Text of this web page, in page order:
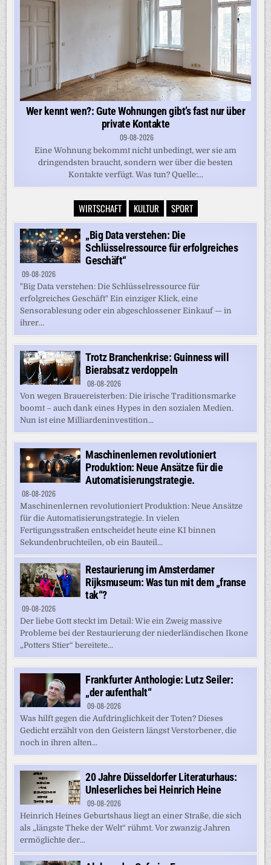
Wer kennt wen?: Gute Wohnungen gibt’s fast nur über
private Kontakte
09-08-2026
Eine Wohnung bekommt nicht unbedingt, wer sie am
dringendsten braucht, sondern wer über die besten
Kontakte verfügt. Was tun? Quelle:...
WIRTSCHAFT KULTUR SPORT
„Big Data verstehen: Die
Schlüsselressource für erfolgreiches
Geschäft“
09-08-2026
"Big Data verstehen: Die Schlüsselressource für
erfolgreiches Geschäft" Ein einziger Klick, eine
Sensorablesung oder ein abgeschlossener Einkauf — in
ihrer...
Trotz Branchenkrise: Guinness will
Bierabsatz verdoppeln
08-08-2026
Von wegen Brauereisterben: Die irische Traditionsmarke
boomt – auch dank eines Hypes in den sozialen Medien.
Nun ist eine Milliardeninvestition...
Maschinenlernen revolutioniert
Produktion: Neue Ansätze für die
Automatisierungstrategie.
08-08-2026
Maschinenlernen revolutioniert Produktion: Neue Ansätze
für die Automatisierungstrategie. In vielen
Fertigungsstraßen entscheidet heute eine KI binnen
Sekundenbruchteilen, ob ein Bauteil...
Restaurierung im Amsterdamer
Rijksmuseum: Was tun mit dem „franse
tak“?
09-08-2026
Der liebe Gott steckt im Detail: Wie ein Zweig massive
Probleme bei der Restaurierung der niederländischen Ikone
„Potters Stier“ bereitete...
Frankfurter Anthologie: Lutz Seiler:
„der aufenthalt“
09-08-2026
Was hilft gegen die Aufdringlichkeit der Toten? Dieses
Gedicht erzählt von den Geistern längst Verstorbener, die
noch in ihren alten...
20 Jahre Düsseldorfer Literaturhaus:
Unleserliches bei Heinrich Heine
09-08-2026
Heinrich Heines Geburtshaus liegt an einer Straße, die sich
als „längste Theke der Welt“ rühmt. Vor zwanzig Jahren
ermöglichte der...